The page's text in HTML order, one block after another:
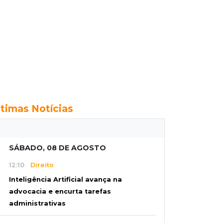
Notícias
SÁBADO, 08 DE AGOSTO
12:10 Direito
Inteligência Artificial avança na
advocacia e encurta tarefas
administrativas